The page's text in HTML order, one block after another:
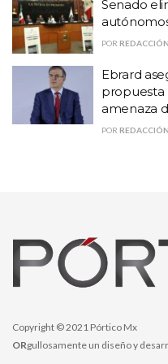
– Pues lo
autoridad
caso la
mandatario
– No sé, eso
la
Senado
POR REDACCIÓN
Ebrard
propuesta
amenaza
POR REDACCIÓN
Copyright © 2021 Pórtico Mx
ORgullosamente un diseño y